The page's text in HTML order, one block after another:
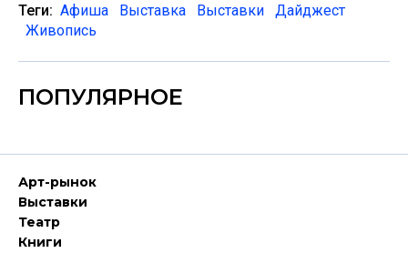
Теги: Афиша Выставка Выставки
Дайджест
Живопись
ПОПУЛЯРНОЕ
Арт-рынок
Выставки
Театр
Книги